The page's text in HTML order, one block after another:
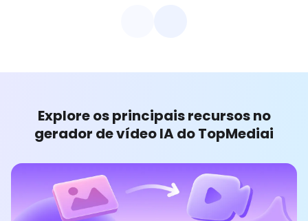
Explore os principais recursos no
gerador de vídeo IA do TopMediai